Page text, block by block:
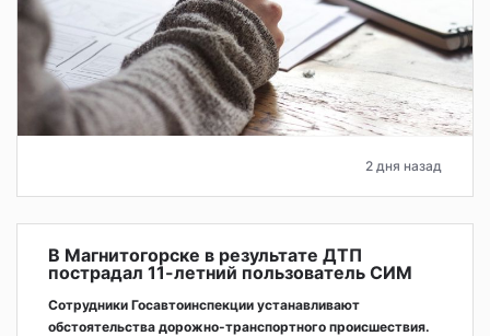
2 дня назад
В Магнитогорске в результате ДТП
пострадал 11-летний пользователь СИМ
Сотрудники Госавтоинспекции устанавливают
обстоятельства дорожно-транспортного происшествия.